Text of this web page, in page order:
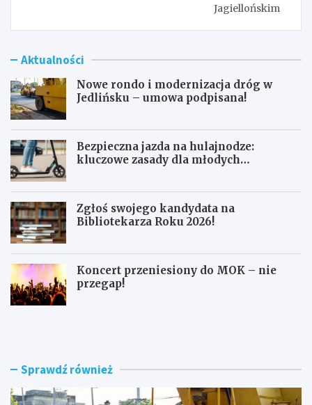
Jagiellońskim
Aktualności
Nowe rondo i modernizacja dróg w
Jedlińsku – umowa podpisana!
Bezpieczna jazda na hulajnodze:
kluczowe zasady dla młodych
Zgłoś swojego kandydata na
Bibliotekarza Roku 2026!
Koncert przeniesiony do MOK – nie
przegap!
N
o
d
B
e
z
Sprawdź również